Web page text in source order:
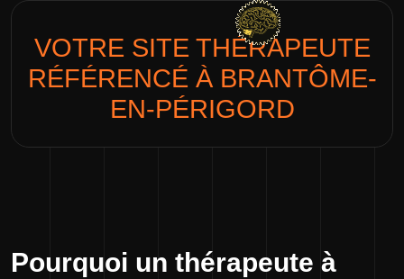
VOTRE SITE THÉRAPEUTE
RÉFÉRENCÉ À BRANTÔME-
EN-PÉRIGORD
Pourquoi un thérapeute à